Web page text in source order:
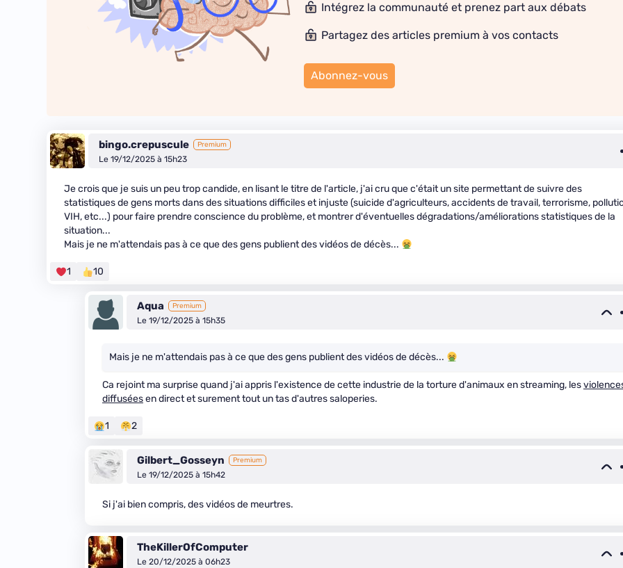
Intégrez la communauté et prenez part aux débats
Partagez des articles premium à vos contacts
Abonnez-vous
bingo.crepuscule Premium
Le 19/12/2025 à 15h23
Je crois que je suis un peu trop candide, en lisant le titre de l'article, j'ai cru que c'était un site permettant de suivre des
statistiques de gens morts dans des situations difficiles et injuste (suicide d'agriculteurs, accidents de travail, terrorisme,
VIH, etc...) pour faire prendre conscience du problème, et montrer d'éventuelles dégradations/améliorations statistiques de la
situation...
Mais je ne m'attendais pas à ce que des gens publient des vidéos de décès...
1 10
Aqua Premium
Le 19/12/2025 à 15h35
Mais je ne m'attendais pas à ce que des gens publient des vidéos de décès...
Ca rejoint ma surprise quand j'ai appris l'existence de cette industrie de la torture d'animaux en streaming, les
diffuséesen direct et surement tout un tas d'autres saloperies.
1 2
Gilbert_Gosseyn Premium
Le 19/12/2025 à 15h42
Si j'ai bien compris, des vidéos de meurtres.
TheKillerOfComputer
Le 20/12/2025 à 06h23